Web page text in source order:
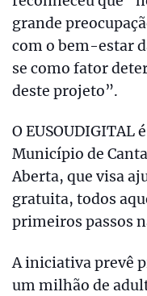
grande
com o bem-estar
se como fator
deste projeto”.
O
Município de
Aberta, que visa
gratuita, todos
primeiros passos
A iniciativa prevê
um milhão de